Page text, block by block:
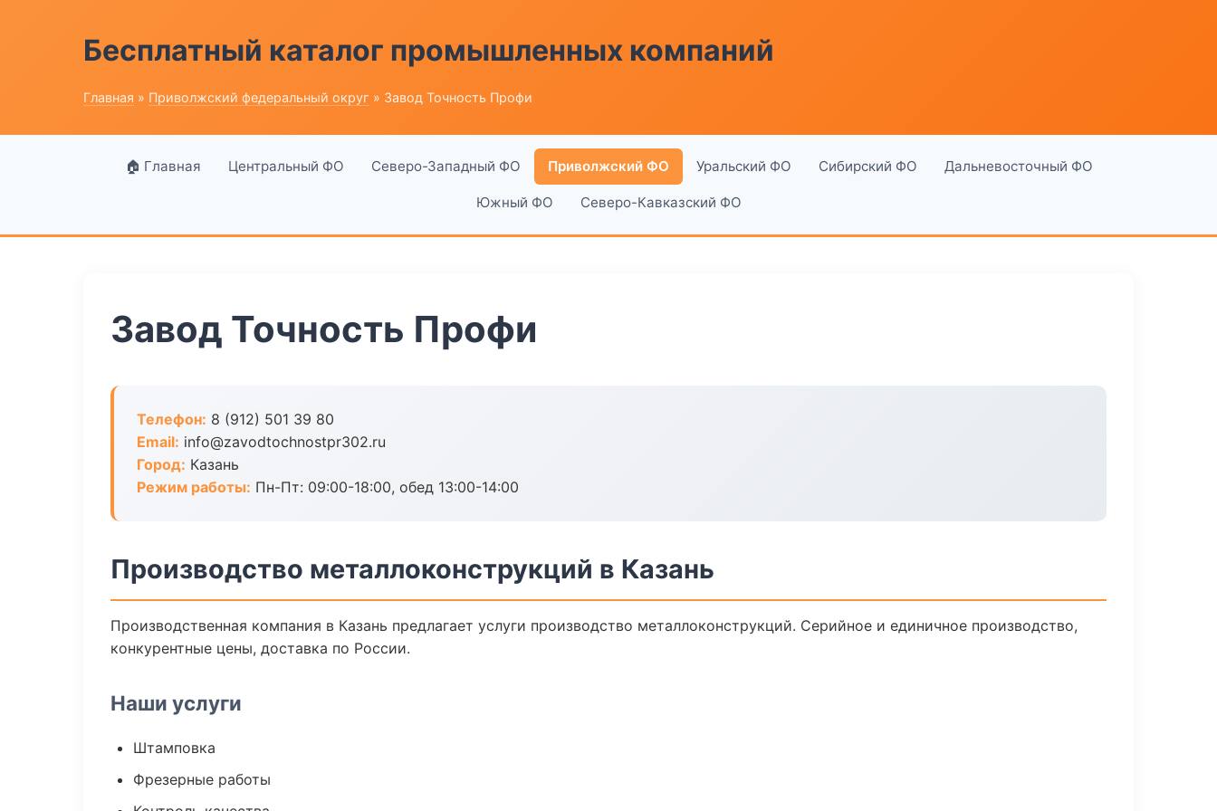
Бесплатный каталог промышленных компаний
Главная » Приволжский федеральный округ » Завод Точность Профи
🏠 Главная Центральный ФО Северо-Западный ФО Приволжский ФО Уральский ФО Сибирский ФО Дальневосточный ФО
Южный ФО Северо-Кавказский ФО
Завод Точность Профи
Телефон: 8 (912) 501 39 80
Email: info@zavodtochnostpr302.ru
Город: Казань
Режим работы: Пн-Пт: 09:00-18:00, обед 13:00-14:00
Производство металлоконструкций в Казань
Производственная компания в Казань предлагает услуги производство металлоконструкций. Серийное и единичное производство,
конкурентные цены, доставка по России.
Наши услуги
Штамповка
Фрезерные работы